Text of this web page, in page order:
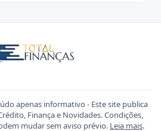
apenas informativo - Este site publica
Finança e Novidades. Condições,
mudar sem aviso prévio. Leia mais.